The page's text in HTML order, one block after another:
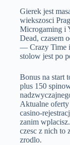
Gierek jest
wiekszosci
Microgaming i
Dead, czasem
— Crazy Time i
stolow jest po
Bonus na start
plus 150
Aktualne
casino-
zanim
czesc z nich to
zrodlo.